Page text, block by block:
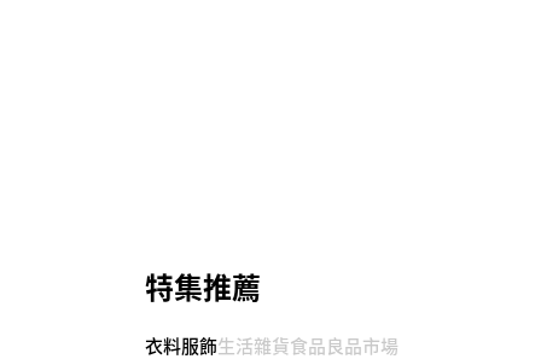
特集推薦
衣料服飾生活雜貨食品良品市場